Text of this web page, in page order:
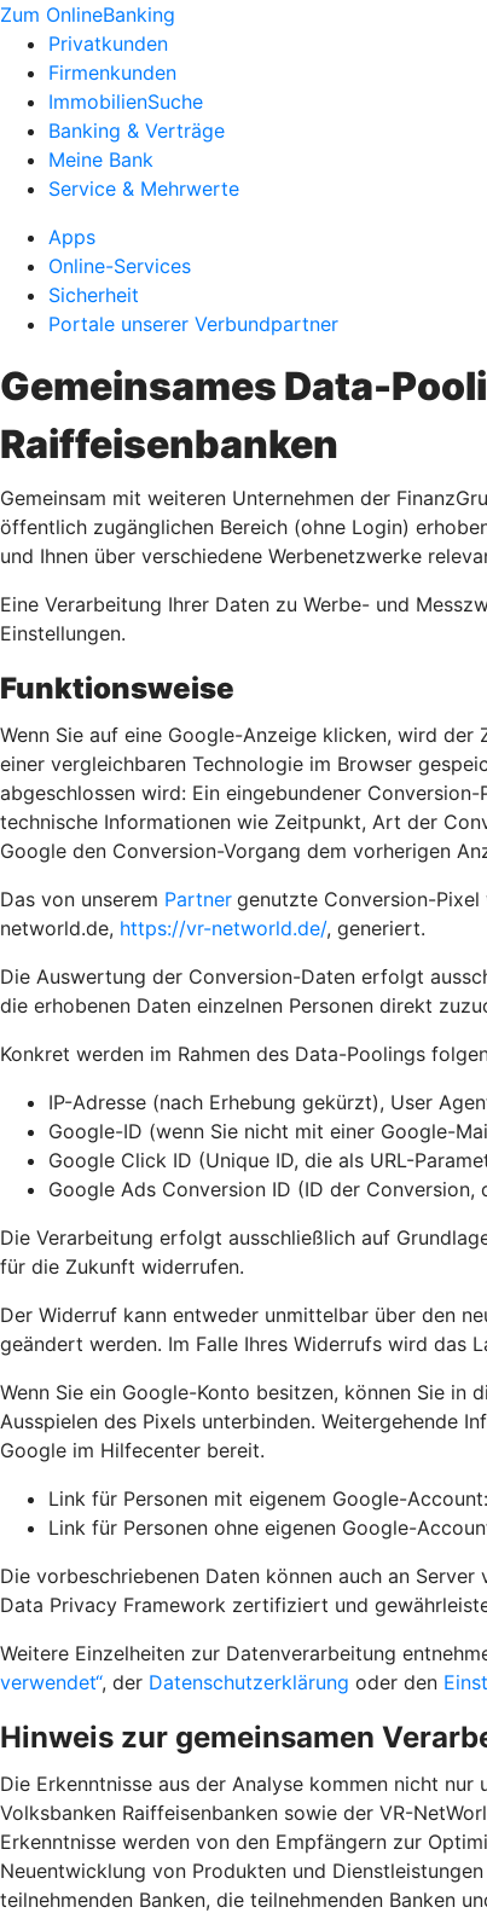
Zum OnlineBanking
Privatkunden
Firmenkunden
ImmobilienSuche
Banking & Verträge
Meine Bank
Service & Mehrwerte
Apps
Online-Services
Sicherheit
Portale unserer Verbundpartner
Gemeinsames Data-
Raiffeisenbanken
Gemeinsam mit weiteren Unternehmen der
öffentlich zugänglichen Bereich (ohne Login)
und Ihnen über verschiedene Werbenetzwerke
Eine Verarbeitung Ihrer Daten zu Werbe- und
Einstellungen.
Funktionsweise
Wenn Sie auf eine Google-Anzeige klicken, wird
einer vergleichbaren Technologie im Browser
abgeschlossen wird: Ein eingebundener
technische Informationen wie Zeitpunkt, Art der
Google den Conversion-Vorgang dem vorherigen
Das von unserem Partner genutzte Conversion-Pixel
networld.de, https://vr-networld.de/, generiert.
Die Auswertung der Conversion-Daten erfolgt
die erhobenen Daten einzelnen Personen direkt
Konkret werden im Rahmen des Data-Poolings
IP-Adresse (nach Erhebung gekürzt), User
Google-ID (wenn Sie nicht mit einer Google-
Google Click ID (Unique ID, die als URL-
Google Ads Conversion ID (ID der
Die Verarbeitung erfolgt ausschließlich auf
für die Zukunft widerrufen.
Der Widerruf kann entweder unmittelbar über den
geändert werden. Im Falle Ihres Widerrufs wird das
Wenn Sie ein Google-Konto besitzen, können Sie in
Ausspielen des Pixels unterbinden. Weitergehende
Google im Hilfecenter bereit.
Link für Personen mit eigenem Google-Account:
Link für Personen ohne eigenen Google-
Die vorbeschriebenen Daten können auch an
Data Privacy Framework zertifiziert und
Weitere Einzelheiten zur Datenverarbeitung
verwendet“, der Datenschutzerklärung oder den
Hinweis zur gemeinsamen
Die Erkenntnisse aus der Analyse kommen nicht
Volksbanken Raiffeisenbanken sowie der VR-
Erkenntnisse werden von den Empfängern zur
Neuentwicklung von Produkten und
teilnehmenden Banken, die teilnehmenden Banken